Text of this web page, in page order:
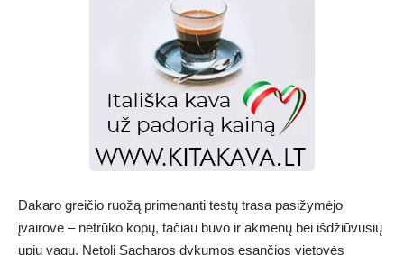
Dakaro greičio ruožą primenanti testų trasa pasižymėjo
įvairove – netrūko kopų, tačiau buvo ir akmenų bei išdžiūvusių
upių vagų. Netoli Sacharos dykumos esančios vietovės